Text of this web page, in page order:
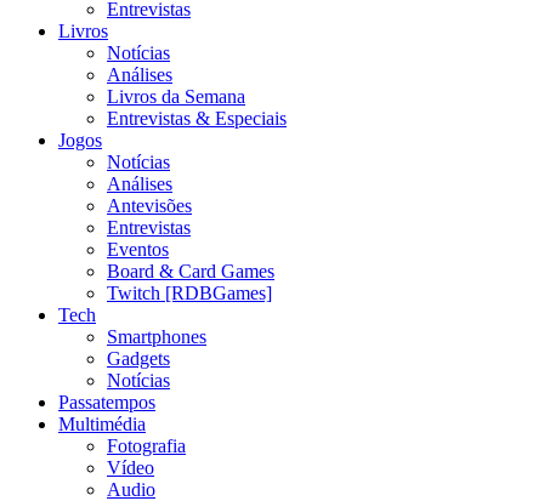
Entrevistas
Livros
Notícias
Análises
Livros da Semana
Entrevistas & Especiais
Jogos
Notícias
Análises
Antevisões
Entrevistas
Eventos
Board & Card Games
Twitch [RDBGames]
Tech
Smartphones
Gadgets
Notícias
Passatempos
Multimédia
Fotografia
Vídeo
Audio